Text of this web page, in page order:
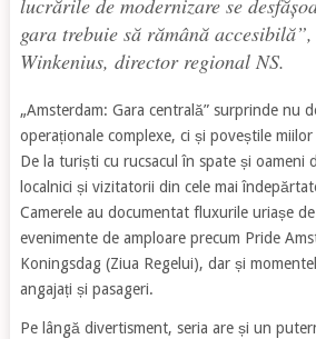
lucrările de modernizare se
gara trebuie să rămână accesibilă
Winkenius, director regional NS.
„Amsterdam: Gara centrală” surprinde nu
operaționale complexe, ci și poveștile
De la turiști cu rucsacul în spate și oameni
localnici și vizitatorii din cele mai
Camerele au documentat fluxurile uriașe
evenimente de amploare precum Pride
Koningsdag (Ziua Regelui), dar și
angajați și pasageri.
Pe lângă divertisment, seria are și un